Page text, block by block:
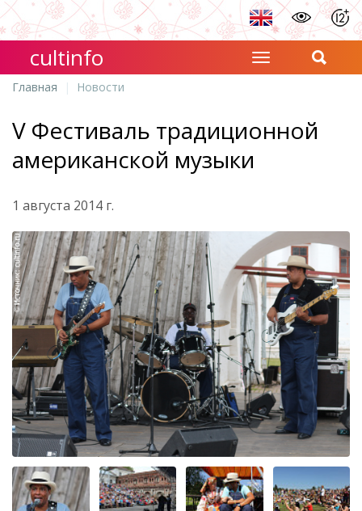
cultinfo
Главная Новости
V Фестиваль традиционной
американской музыки
1 августа 2014 г.